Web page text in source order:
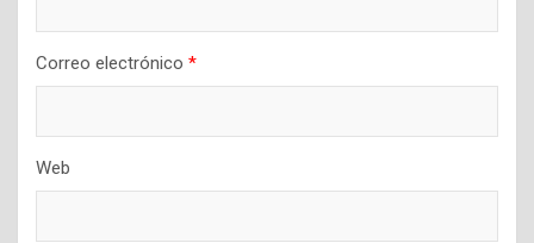
Correo electrónico *
Web